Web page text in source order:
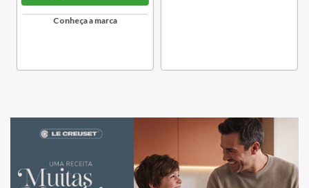
Conheça a marca